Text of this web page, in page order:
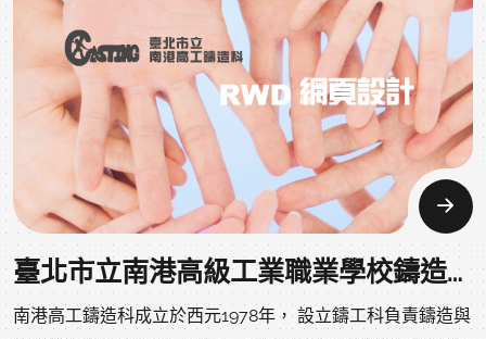
控管 - 說明產品生產流程及品管機制,突顯專業技術實力。 認
證與 patent - 展示相關認證與專利,增強專業形象。 聯絡資
訊要清楚明確 - 包含連絡方式、地圖位置等聯絡資訊。 網站
視覺設計要簡潔大方 - 避免太花俏的設計,突顯專業。 網站要
容易瀏覽與操作 - 資訊分類要合理,輔以清楚的導覽設計。 綜
合以上要點,可以設計出專業、具特色的製造業網站。
臺北市立南港高級工業職業學校鑄造科RWD網站設計
南港高工鑄造科成立於西元1978年， 設立鑄工科負責鑄造與